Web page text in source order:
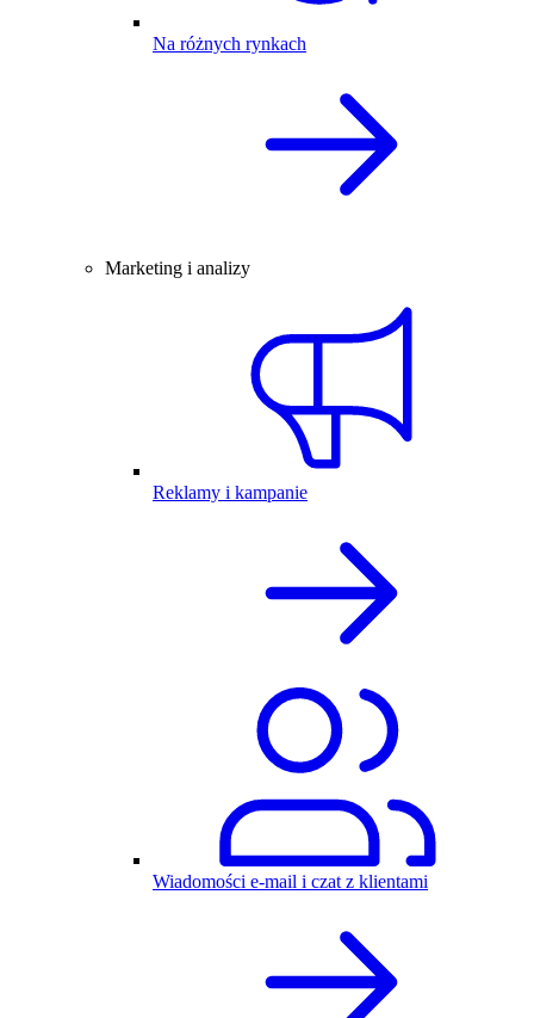
Na różnych rynkach
Marketing i analizy
Reklamy i kampanie
Wiadomości e-mail i czat z klientami